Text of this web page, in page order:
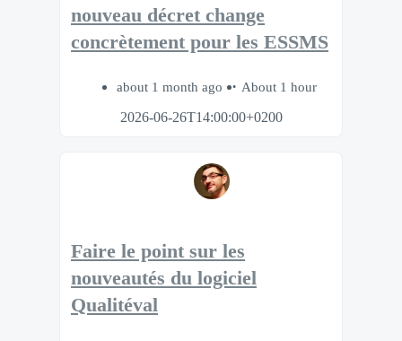
nouveau décret change
concrètement pour les ESSMS
about 1 month ago
About 1 hour
2026-06-26T14:00:00+0200
Faire le point sur les
nouveautés du logiciel
Qualitéval